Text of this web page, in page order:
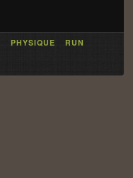
PHYSIQUE
RUN